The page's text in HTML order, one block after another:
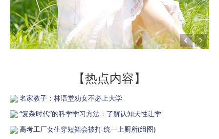
【热点内容】
名家教子：林语堂劝女不必上大学
“复杂时代”的科学学习方法：了解认知天性让学
高考工厂女生穿短裙会被打 统一上厕所(组图)